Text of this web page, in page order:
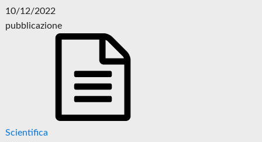
10/12/2022
pubblicazione
Scientifica